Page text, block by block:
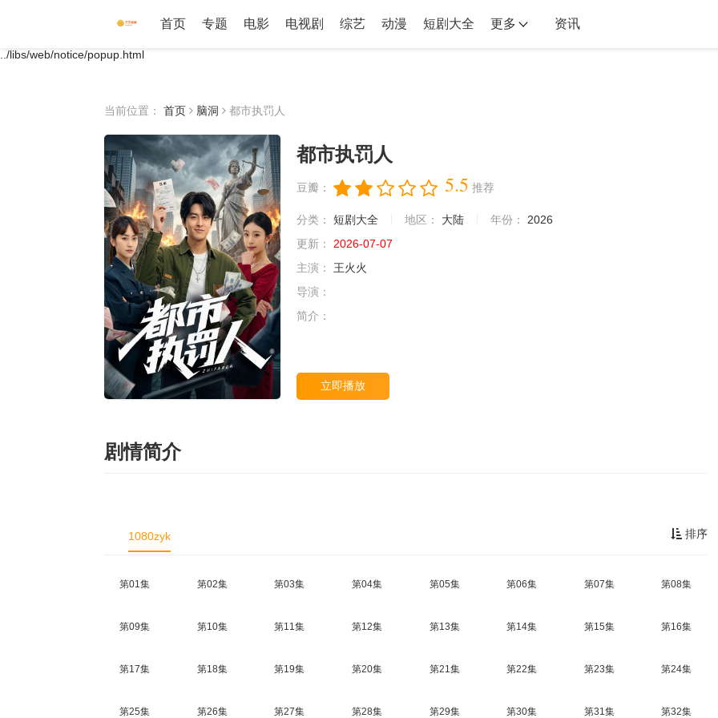
首页 专题 电影 电视剧 综艺 动漫 短剧大全 更多 资讯
../libs/web/notice/popup.html
当前位置： 首页 脑洞 都市执罚人
都市执罚人
豆瓣： 5.5 推荐
分类： 短剧大全 地区： 大陆 年份：
2026
更新：
2026-07-07
主演：
王火火
导演：
简介：
立即播放
剧情简介
排序
1080zyk
第01集 第02集 第03集 第04集 第05集 第06集 第07集 第08集
第09集 第10集 第11集 第12集 第13集 第14集 第15集 第16集
第17集 第18集 第19集 第20集 第21集 第22集 第23集 第24集
第25集 第26集 第27集 第28集 第29集 第30集 第31集 第32集